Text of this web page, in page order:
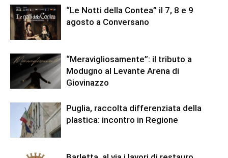
“Le Notti della Contea” il 7, 8 e 9
agosto a Conversano
“Meravigliosamente”: il tributo a
Modugno al Levante Arena di
Giovinazzo
Puglia, raccolta differenziata della
plastica: incontro in Regione